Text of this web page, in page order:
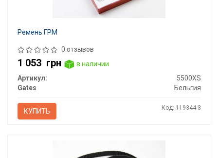
Ремень ГРМ
0 отзывов
1 053 грн
в наличии
Артикул:
5500XS
Gates
Бельгия
КУПИТЬ Код: 119344-3